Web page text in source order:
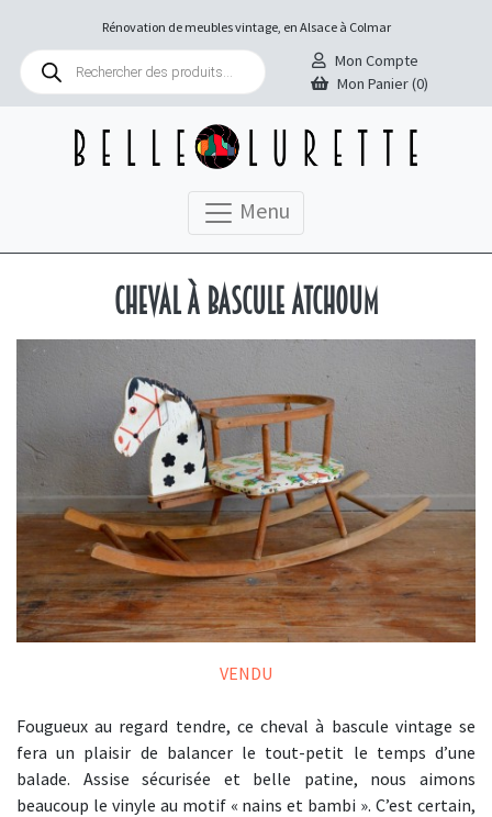
Rénovation de meubles vintage, en Alsace à Colmar
Recherche
produits
Mon Compte
Mon Panier (0)
Menu
Cheval à bascule Atchoum
VENDU
Fougueux au regard tendre, ce cheval à bascule vintage se
fera un plaisir de balancer le tout-petit le temps d’une
balade. Assise sécurisée et belle patine, nous aimons
beaucoup le vinyle au motif « nains et bambi ». C’est certain,